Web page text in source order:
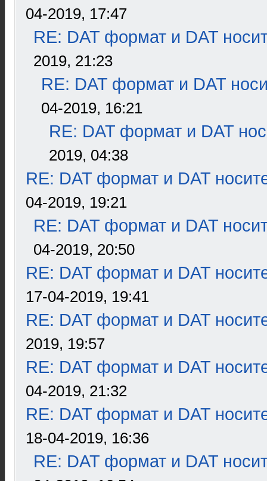
04-2019, 17:47
RE: DAT формат и DAT
2019, 21:23
RE: DAT формат и DAT
04-2019, 16:21
RE: DAT формат и DAT
2019, 04:38
RE: DAT формат и DAT
04-2019, 19:21
RE: DAT формат и DAT
04-2019, 20:50
RE: DAT формат и DAT
17-04-2019, 19:41
RE: DAT формат и DAT
2019, 19:57
RE: DAT формат и DAT
04-2019, 21:32
RE: DAT формат и DAT
18-04-2019, 16:36
RE: DAT формат и DAT